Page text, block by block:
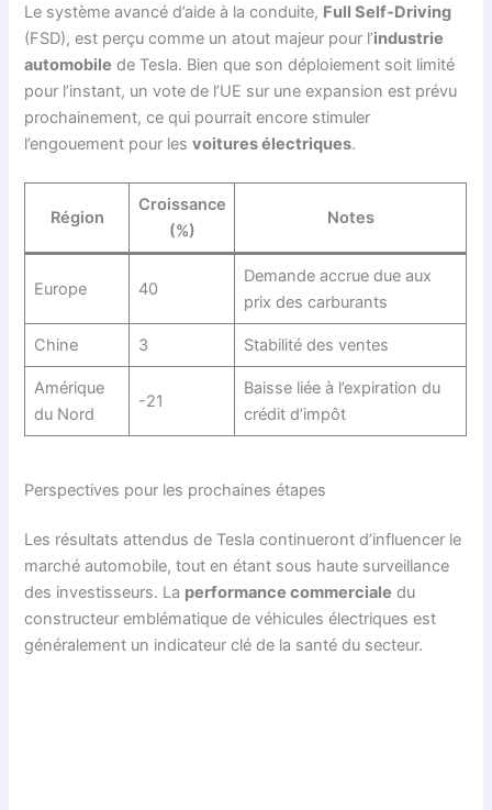
Le système avancé d’aide à la conduite, Full Self-Driving
(FSD), est perçu comme un atout majeur pour l’industrie
automobile de Tesla. Bien que son déploiement soit limité
pour l’instant, un vote de l’UE sur une expansion est prévu
prochainement, ce qui pourrait encore stimuler
l’engouement pour lesvoitures électriques.
Région
Croissance
(%)
Notes
Europe 40
Demande accrue due aux
prix des carburants
Chine 3 Stabilité des ventes
Amérique
du Nord
-21
Baisse liée à l’expiration du
crédit d’impôt
Perspectives pour les prochaines étapes
Les résultats attendus de Tesla continueront d’influencer le
marché automobile, tout en étant sous haute surveillance
des investisseurs. La performance commerciale du
constructeur emblématique de véhicules électriques est
généralement un indicateur clé de la santé du secteur.